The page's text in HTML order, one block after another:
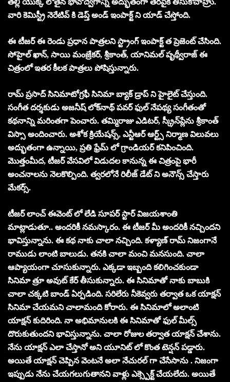
తల్లి యొక్క లోతైన భావోద్వేగాన్ని అద్భుతంగా తెరపైకి తీసుకోచాహ్రు.
వారి కెమిస్ట్రీ నెరేటివ్ కి డెప్త్ అండ్ ఇంపాక్ట్ ని యాడ్ చేస్తోంది.
ఈ టీజర్ ఈ రెండు ప్రధాన పాత్రలని స్ట్రాంగ్ ఇంపాక్ట్ త ప్రెజెంట్ చేసింది.
సోహైల్ ఖాన్, సాయి మంజ్రేకర్, శ్రీకాంత్, యానిమల్ పృథ్వీరాజ్ ఈ
చిత్రంలో ఇతర కీలక పాత్రలు పోషిస్తున్నారు.
రామ్ ప్రసాద్ సినిమాటోగ్రఫీ సినిమా బ్యాక్ డ్రాప్ ని హైలైట్ చేస్తుంది.
సంగీత దర్శకుడు అజనీష్ లోక్‌నాథ్ పవర్ ఫుల్ నేపథ్య సంగీతంతో
కథనాన్ని మరింతగా పెంచారు. తమ్మిరాజు ఎడిటర్, స్క్రీన్‌ప్లేను శ్రీకాంత్
విస్సా అందించారు. అశోక క్రియేషన్స్, ఎన్టీఆర్ ఆర్ట్స్ నిర్మాణ విలువలు
అద్భుతంగా ఉన్నాయి, ప్రతి ఫ్రేమ్ లో గ్రాండియర్ కనిపించింది.
మొత్తంమీద, టీజర్ వేసవిలో విడుదల కానున్న ఈ చిత్రంపై భారీ
అంచనాలను నెలకొల్పింది. త్వరలోనే రిలీజ్ డేట్ ని అనౌన్స్ చేస్తారు
మేకర్స్.
టీజర్ లాంచ్ ఈవెంట్ లో లేడి సూపర్ స్టార్ విజయశాంతి
మాట్లాడుతూ.. అందరికీ నమస్కారం. ఈ టీజర్ మీ అందరికీ నచ్చిందని
భావిస్తున్నాను. ఈ కథ నాకు చాలా నచ్చింది. కళ్యాణ్ రామ్ నిజంగానే
రాముడు లాంటి బాలుడు. తనకి చాలా మంచి మనసుంది. చాలా
ఆప్యాయంగా చూసుకున్నారు. ఎక్కడా ఇబ్బంది కలిగించకుండా
సినిమా త్రూ అవుట్ కేర్ తీసుకున్నారు. ఈ సినిమాతో నాకు బాబుకి
చాలా చక్కటి బాండ్ ఏర్పడింది. సరిలేరు నీకెవ్వరు తర్వాత ఒక యాక్షన్
సినిమా చేయమని చాలామంది కోరారు. ఈ సినిమాలో అలాంటి
యాక్షన్ కుదిరింది. నా అభిమానులకి ఈ సినిమాతో ఫుల్ మీల్స్
దొరుకుతుందని భావిస్తున్నాను. చాలా రోజుల తర్వాత యాక్షన్ చేశాను.
నేను యాక్షన్ ఎలా చేస్తానో అని యూనిట్ లో కొంత టెన్షన్ పడ్డారు.
అయితే యాక్షన్ చెప్పిన వెంటనే అలా నేచురల్ గా చేసేసాను . నిజంగా
ఇప్పుడు నేను చేయగలుగుతానని వాళ్లు ఎక్స్పెక్ట్ చేయలేదు. అయితే